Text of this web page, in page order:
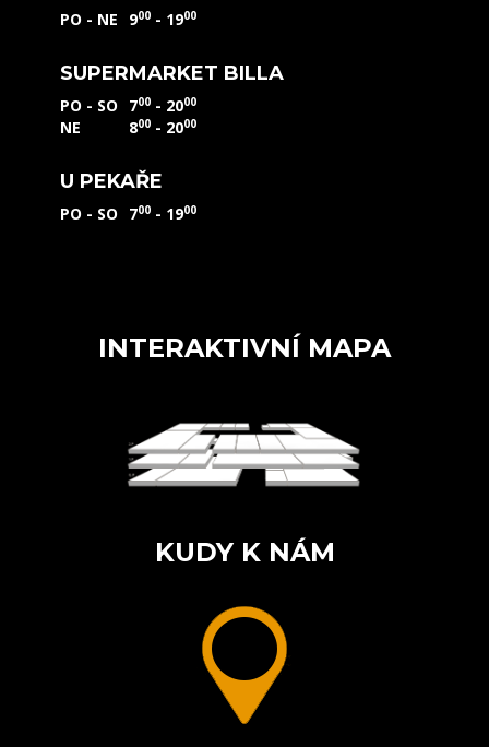
PO - NE 900 - 1900
SUPERMARKET BILLA
PO - SO 700 - 2000
NE 800 - 2000
U PEKAŘE
PO - SO 700 - 1900
INTERAKTIVNÍ MAPA
KUDY K NÁM